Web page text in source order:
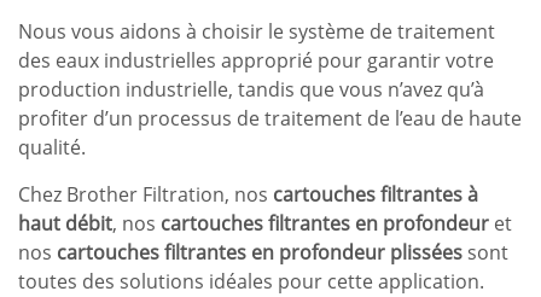
Nous vous aidons à choisir le système de traitement
des eaux industrielles approprié pour garantir votre
production industrielle, tandis que vous n’avez qu’à
profiter d’un processus de traitement de l’eau de haute
qualité.
Chez Brother Filtration, nos cartouches filtrantes à
haut débit, nos cartouches filtrantes en profondeur et
nos cartouches filtrantes en profondeur plissées sont
toutes des solutions idéales pour cette application.